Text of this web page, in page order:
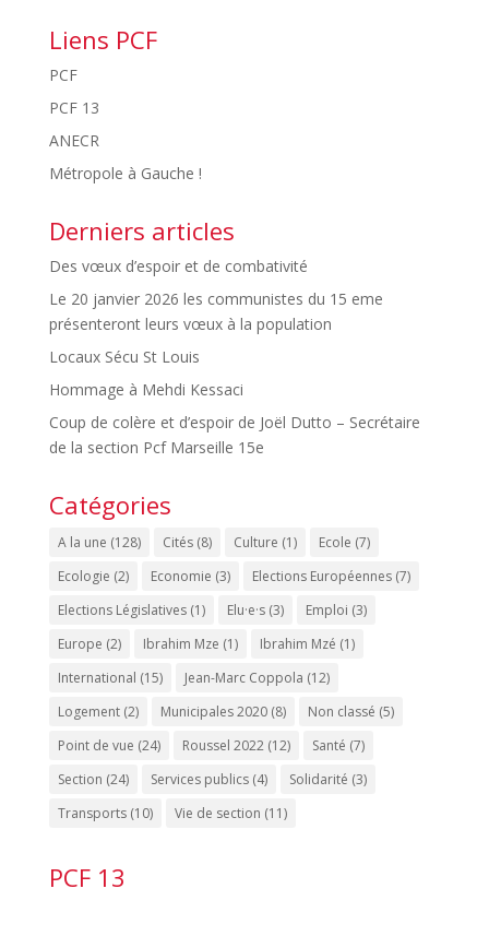
Liens PCF
PCF
PCF 13
ANECR
Métropole à Gauche !
Derniers articles
Des vœux d’espoir et de combativité
Le 20 janvier 2026 les communistes du 15 eme
présenteront leurs vœux à la population
Locaux Sécu St Louis
Hommage à Mehdi Kessaci
Coup de colère et d’espoir de Joël Dutto – Secrétaire
de la section Pcf Marseille 15e
Catégories
A la une (128) Cités(8) Culture (1) Ecole (7)
Ecologie (2) Economie (3) Elections Européennes(7)
Elections Législatives(1) Elu·e·s(3) Emploi (3)
Europe (2) Ibrahim Mze (1) Ibrahim Mzé (1)
International (15) Jean-Marc Coppola (12)
Logement(2) Municipales 2020(8) Non classé (5)
Point de vue (24) Roussel 2022(12) Santé (7)
Section (24) Services publics(4) Solidarité (3)
Transports(10) Vie de section (11)
PCF 13